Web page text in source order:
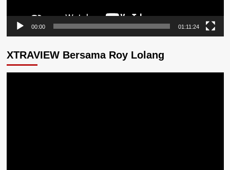
00:00 01:11:24
XTRAVIEW Bersama Roy Lolang